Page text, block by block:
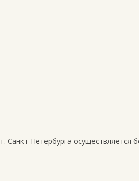
Санкт-Петербурга осуществляется